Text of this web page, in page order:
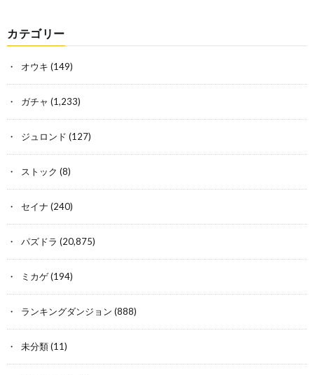
カテゴリー
オウキ (149)
ガチャ (1,233)
ジュロンド (127)
ストック (8)
セイナ (240)
パズドラ (20,875)
ミカゲ(194)
ランキングダンジョン (888)
未分類(11)